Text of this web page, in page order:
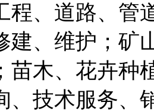
程、道路、管
建、维护；矿
苗木、花卉种
、技术服务、